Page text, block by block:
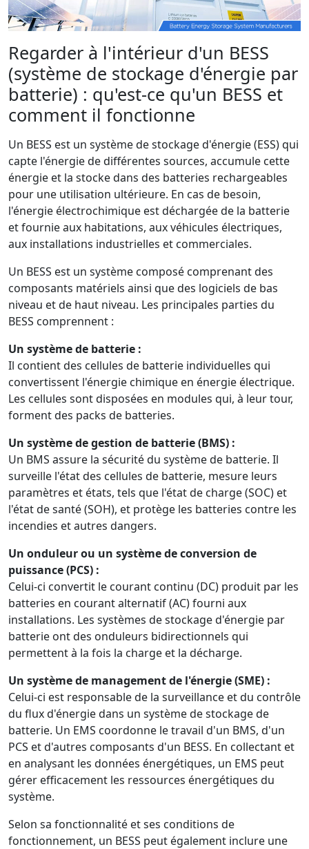
Regarder à l'intérieur d'un BESS
(système de stockage d'énergie par
batterie) : qu'est-ce qu'un BESS et
comment il fonctionne
Un BESS est un système de stockage d'énergie (ESS) qui
capte l'énergie de différentes sources, accumule cette
énergie et la stocke dans des batteries rechargeables
pour une utilisation ultérieure. En cas de besoin,
l'énergie électrochimique est déchargée de la batterie
et fournie aux habitations, aux véhicules électriques,
aux installations industrielles et commerciales.
Un BESS est un système composé comprenant des
composants matériels ainsi que des logiciels de bas
niveau et de haut niveau. Les principales parties du
BESS comprennent :
Un système de batterie :
Il contient des cellules de batterie individuelles qui
convertissent l'énergie chimique en énergie électrique.
Les cellules sont disposées en modules qui, à leur tour,
forment des packs de batteries.
Un système de gestion de batterie (BMS) :
Un BMS assure la sécurité du système de batterie. Il
surveille l'état des cellules de batterie, mesure leurs
paramètres et états, tels que l'état de charge (SOC) et
l'état de santé (SOH), et protège les batteries contre les
incendies et autres dangers.
Un onduleur ou un système de conversion de
puissance (PCS) :
Celui-ci convertit le courant continu (DC) produit par les
batteries en courant alternatif (AC) fourni aux
installations. Les systèmes de stockage d'énergie par
batterie ont des onduleurs bidirectionnels qui
permettent à la fois la charge et la décharge.
Un système de management de l'énergie (SME) :
Celui-ci est responsable de la surveillance et du contrôle
du flux d'énergie dans un système de stockage de
batterie. Un EMS coordonne le travail d'un BMS, d'un
PCS et d'autres composants d'un BESS. En collectant et
en analysant les données énergétiques, un EMS peut
gérer efficacement les ressources énergétiques du
système.
Selon sa fonctionnalité et ses conditions de
fonctionnement, un BESS peut également inclure une